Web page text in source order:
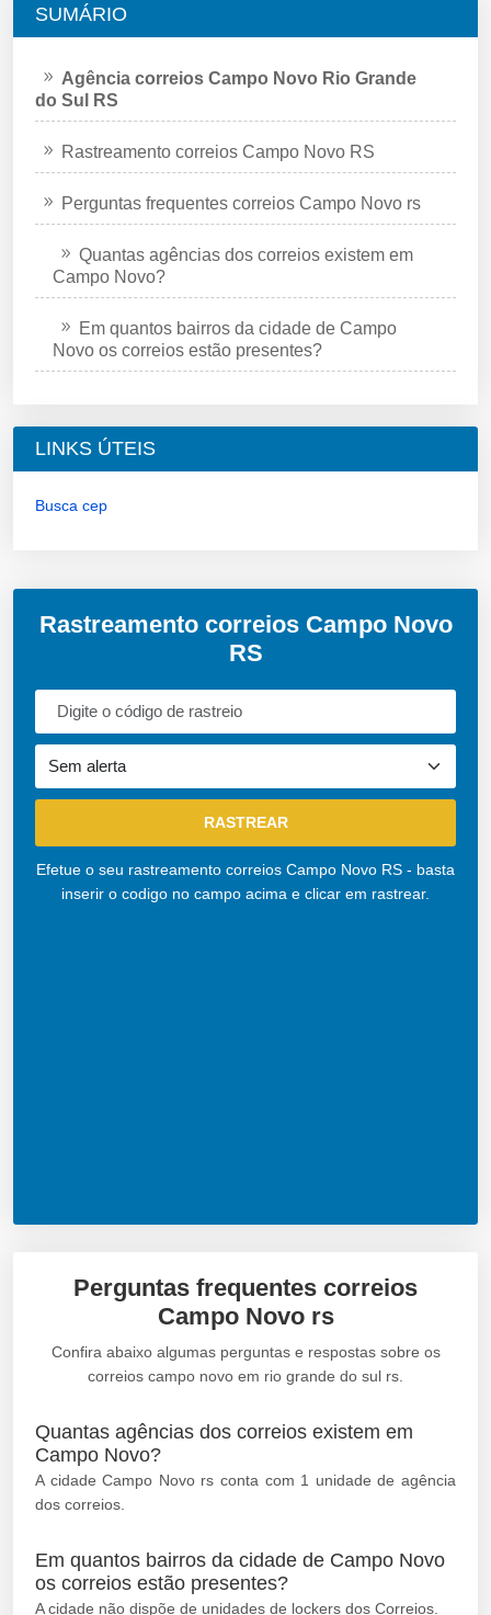
SUMÁRIO
Agência correios Campo Novo Rio Grande
do Sul RS
Rastreamento correios Campo Novo RS
Perguntas frequentes correios Campo Novo rs
Quantas agências dos correios existem em
Campo Novo?
Em quantos bairros da cidade de Campo
Novo os correios estão presentes?
LINKS ÚTEIS
Busca cep
Rastreamento correios Campo Novo
RS
Efetue o seu rastreamento correios Campo Novo RS - basta
inserir o codigo no campo acima e clicar em rastrear.
Perguntas frequentes correios
Campo Novo rs
Confira abaixo algumas perguntas e respostas sobre os
correios campo novo em rio grande do sul rs.
Quantas agências dos correios existem em
Campo Novo?
A cidade Campo Novo rs conta com 1 unidade de agência
dos correios.
Em quantos bairros da cidade de Campo Novo
os correios estão presentes?
A cidade não dispõe de unidades de lockers dos Correios.